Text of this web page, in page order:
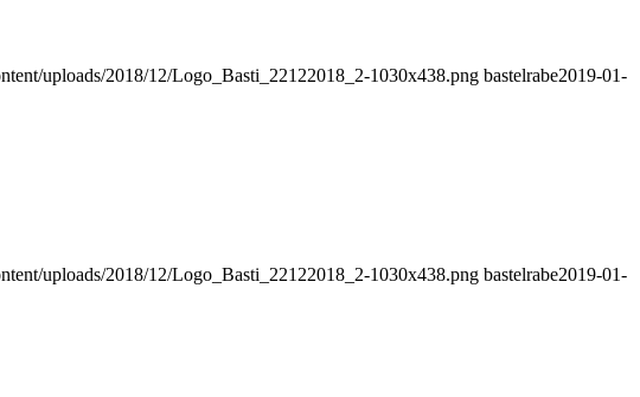
uploads/2018/12/Logo_Basti_22122018_2-1030x438.png bastelrabe2019-01-
uploads/2018/12/Logo_Basti_22122018_2-1030x438.png bastelrabe2019-01-